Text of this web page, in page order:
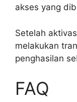
akses yang
Setelah
melakukan
penghasilan
FAQ